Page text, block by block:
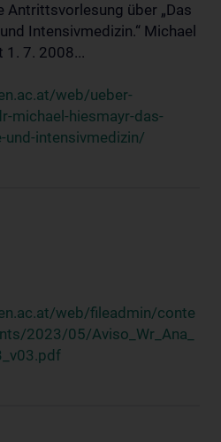
Antrittsvorlesung über „Das
Intensivmedizin.“ Michael
1. 7. 2008...
web/ueber-
michael-hiesmayr-das-
und-intensivmedizin/
web/fileadmin/conte
2023/05/Aviso_Wr_Ana_